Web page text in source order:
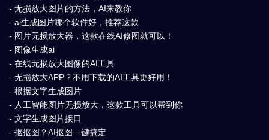
- 无损放大图片的方法，AI来教你
- ai生成图片哪个软件好，推荐这款
- 图片无损放大器，这款在线AI修图就可以！
- 图像生成ai
- 在线无损放大图像的AI工具
- 无损放大APP？不用下载的AI工具更好用！
- 根据文字生成图片
- 人工智能图片无损放大，这款工具可以帮到你
- 文字生成图片接口
- 抠抠图？AI抠图一键搞定